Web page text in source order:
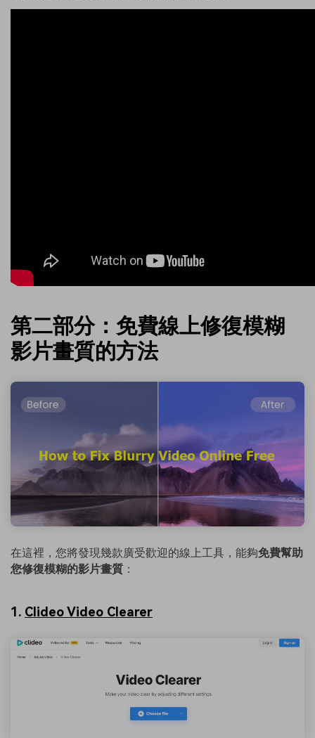
第二部分：免費線上修復模糊
影片畫質的方法
在這裡，您將發現幾款廣受歡迎的線上工具，能夠免費幫助
您修復模糊的影片畫質 ：
1. Clideo Video Clearer